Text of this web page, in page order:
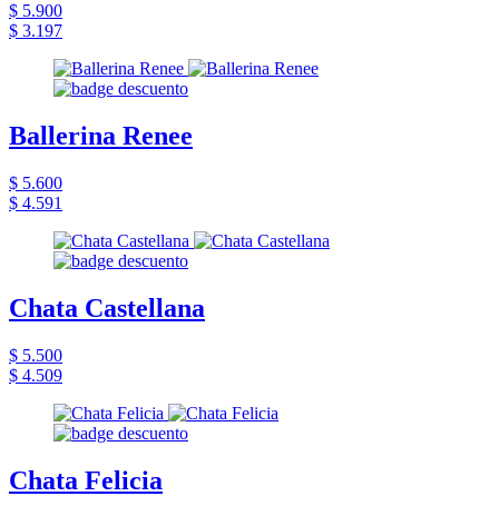
$ 5.900
$ 3.197
Ballerina Renee
$ 5.600
$ 4.591
Chata Castellana
$ 5.500
$ 4.509
Chata Felicia